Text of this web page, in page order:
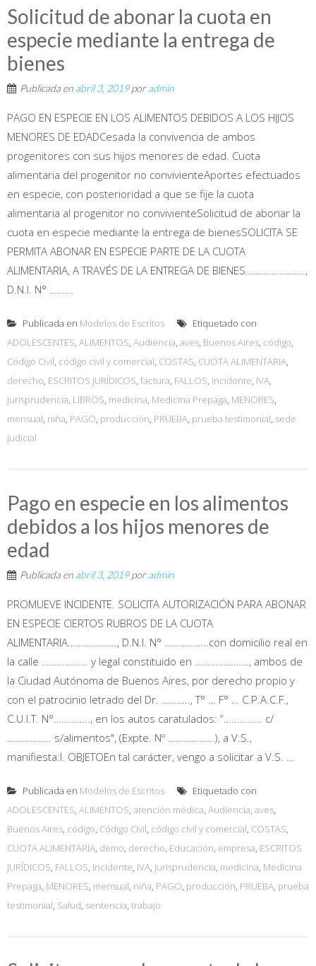
Solicitud de abonar la cuota en
especie mediante la entrega de
bienes
Publicada en abril 3, 2019poradmin
PAGO EN ESPECIE EN LOS ALIMENTOS DEBIDOS A LOS HIJOS
MENORES DE EDADCesada la convivencia de ambos
progenitores con sus hijos menores de edad. Cuota
alimentaria del progenitor no convivienteAportes efectuados
en especie, con posterioridad a que se fije la cuota
alimentaria al progenitor no convivienteSolicitud de abonar la
cuota en especie mediante la entrega de bienesSOLICITA SE
PERMITA ABONAR EN ESPECIE PARTE DE LA CUOTA
ALIMENTARIA, A TRAVÉS DE LA ENTREGA DE BIENES…………………..,
D.N.I. N° ……...
Publicada en Modelos de Escritos
Etiquetado con
ADOLESCENTES, ALIMENTOS, Audiencia, aves, Buenos Aires, código,
Código Civil, código civil y comercial, COSTAS, CUOTA ALIMENTARIA,
derecho, ESCRITOS JURÍDICOS, factura, FALLOS, Incidente, IVA,
Jurisprudencia, LIBROS, medicina, Medicina Prepaga, MENORES,
mensual, niña, PAGO, producción, PRUEBA, prueba testimonial, sede
judicial
Pago en especie en los alimentos
debidos a los hijos menores de
edad
Publicada en abril 3, 2019poradmin
PROMUEVE INCIDENTE. SOLICITA AUTORIZACIÓN PARA ABONAR
EN ESPECIE CIERTOS RUBROS DE LA CUOTA
ALIMENTARIA………………., D.N.I. N° ……………..con domicilio real en
la calle ……………… y legal constituido en …………………, ambos de
la Ciudad Autónoma de Buenos Aires, por derecho propio y
con el patrocinio letrado del Dr. ……….., T° … F° … C.P.A.C.F.,
C.U.I.T. N°………….., en los autos caratulados: “…………… c/
…………….. s/alimentos", (Expte. Nº ………………), a V.S.,
manifiesta:I. OBJETOEn tal carácter, vengo a solicitar a V.S. ...
Publicada en Modelos de Escritos
Etiquetado con
ADOLESCENTES, ALIMENTOS, atención médica, Audiencia, aves,
Buenos Aires, código, Código Civil, código civil y comercial, COSTAS,
CUOTA ALIMENTARIA, demo, derecho, Educación, empresa, ESCRITOS
JURÍDICOS, FALLOS, Incidente, IVA, Jurisprudencia, medicina, Medicina
Prepaga, MENORES, mensual, niña, PAGO, producción, PRUEBA, prueba
testimonial, Salud, sentencia, trabajo